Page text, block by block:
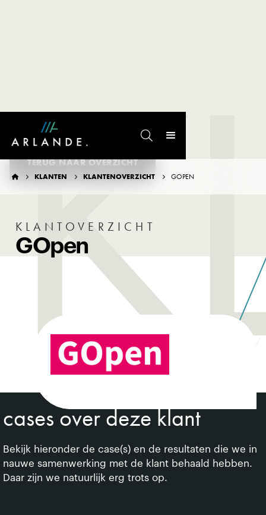

  KLANTEN  KLANTENOVERZICHT  GOPEN
TERUG NAAR OVERZICHT
KLANTOVERZICHT
GOpen
cases over deze klant
Bekijk hieronder de case(s) en de resultaten die we in
nauwe samenwerking met de klant behaald hebben.
Daar zijn we natuurlijk erg trots op.